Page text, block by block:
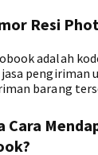
Resi
adalah
pengiriman
barang
Cara